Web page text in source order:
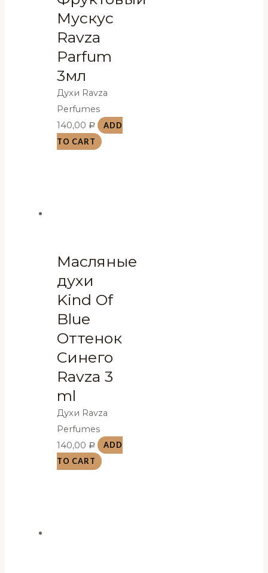
Мускус
Ravza
Parfum
3мл
Духи Ravza
Perfumes
140,00 Р
ADD
TO CART
Масляные
духи
Kind Of
Blue
Оттенок
Синего
Ravza 3
ml
Духи Ravza
Perfumes
140,00 Р
ADD
TO CART